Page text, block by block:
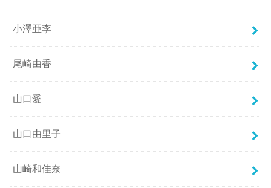
小澤亜李
尾崎由香
山口愛
山口由里子
山崎和佳奈